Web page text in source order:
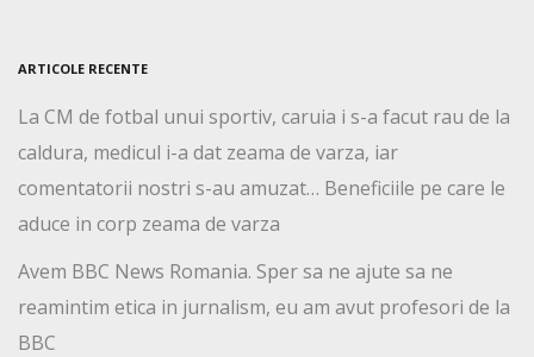
ARTICOLE RECENTE
La CM de fotbal unui sportiv, caruia i s-a facut rau de la
caldura, medicul i-a dat zeama de varza, iar
comentatorii nostri s-au amuzat… Beneficiile pe care le
aduce in corp zeama de varza
Avem BBC News Romania. Sper sa ne ajute sa ne
reamintim etica in jurnalism, eu am avut profesori de la
BBC